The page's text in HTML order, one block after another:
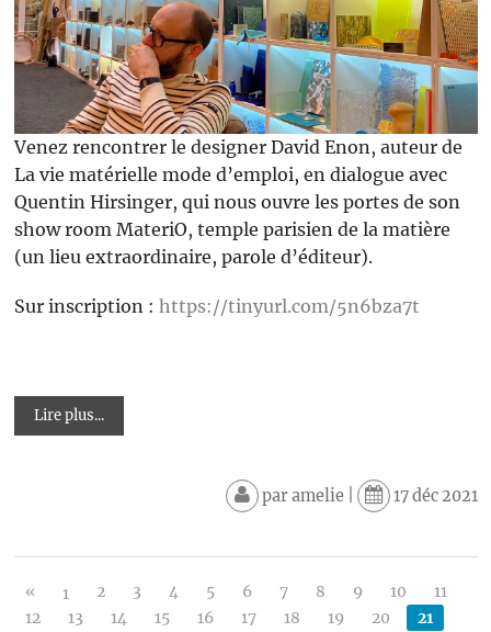
Venez rencontrer le designer David Enon, auteur de
La vie matérielle mode d’emploi, en dialogue avec
Quentin Hirsinger, qui nous ouvre les portes de son
show room MateriO, temple parisien de la matière
(un lieu extraordinaire, parole d’éditeur).
Sur inscription : https://tinyurl.com/5n6bza7t
Lire plus...
paramelie| 17 déc 2021
« 1 2 3 4 5 6 7 8 9 10
11
12
13 14 15 16 17 18 19 20
21